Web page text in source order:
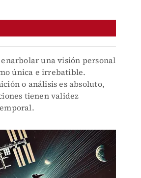
una visión personal
única e irrebatible.
o análisis es absoluto,
tienen validez